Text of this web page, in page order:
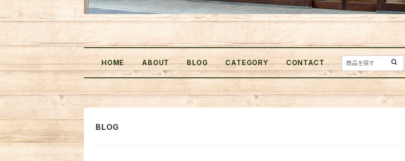
HOME ABOUT BLOG CATEGORY CONTACT